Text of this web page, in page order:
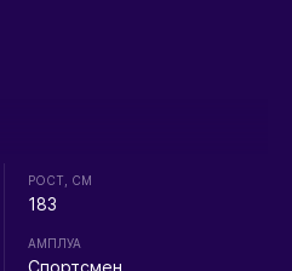
РОСТ, СМ
183
АМПЛУА